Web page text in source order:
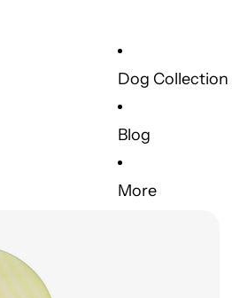
Dog Collection
Blog
More